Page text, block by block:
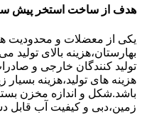
هدف از ساخت استخر پیش
یکی از معضلات و محدودیت
بهارستان،هزینه بالای تولید
تولید کنندگان خارجی و
هزینه های تولید،هزینه
باشد.شکل و اندازه مخزن
زمین،دبی و کیفیت آب قابل